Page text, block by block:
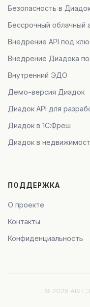
Безопасность в
Бессрочный облачный
Внедрение API под
Внедрение Диадока
Внутренний ЭДО
Демо-версия Диадок
Диадок API для
Диадок в 1С:Фреш
Диадок в
ПОДДЕРЖКА
О проекте
Контакты
Конфиденциальность
© 2026 АВП